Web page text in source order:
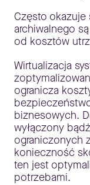
Często okazuje
archiwalnego
od kosztów
Wirtualizacja
ogranicza
biznesowych.
wyłączony
ograniczonych
konieczność
ten jest
potrzebami.